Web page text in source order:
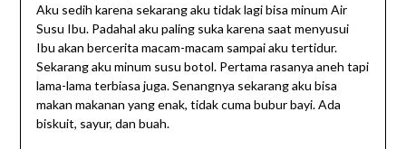
Aku sedih karena sekarang aku tidak lagi bisa minum Air
Susu Ibu. Padahal aku paling suka karena saat menyusui
Ibu akan bercerita macam-macam sampai aku tertidur.
Sekarang aku minum susu botol. Pertama rasanya aneh tapi
lama-lama terbiasa juga. Senangnya sekarang aku bisa
makan makanan yang enak, tidak cuma bubur bayi. Ada
biskuit, sayur, dan buah.